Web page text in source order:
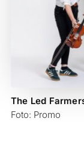
The Led
Foto: Promo